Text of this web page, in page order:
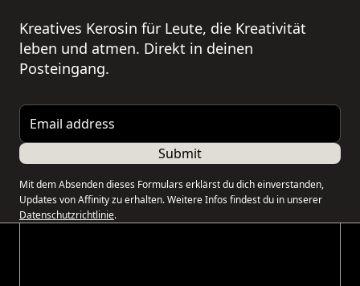
Kreatives Kerosin für Leute, die Kreativität
leben und atmen. Direkt in deinen
Posteingang.
Email address
Submit
Mit dem Absenden dieses Formulars erklärst du dich einverstanden,
Updates von Affinity zu erhalten. Weitere Infos findest du in unserer
Datenschutzrichtlinie.